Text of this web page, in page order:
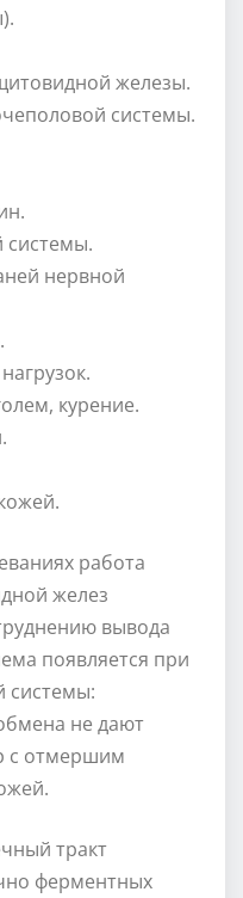
железы.
системы.
системы.
нервной
курение.
работа
желез
вывода
появляется при
системы:
не дают
с отмершим
тракт
ферментных